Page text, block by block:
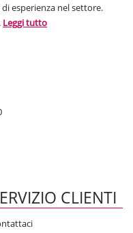
esperienza nel settore.
Leggi tutto
CLIENTI